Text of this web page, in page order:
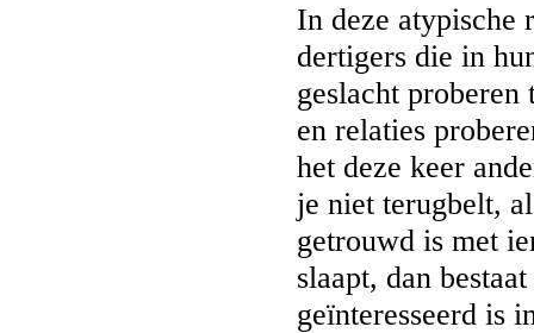
In deze atypische
dertigers die in
geslacht
en relaties
het deze keer
je niet terugbelt,
getrouwd is met
slaapt, dan
geïnteresseerd is